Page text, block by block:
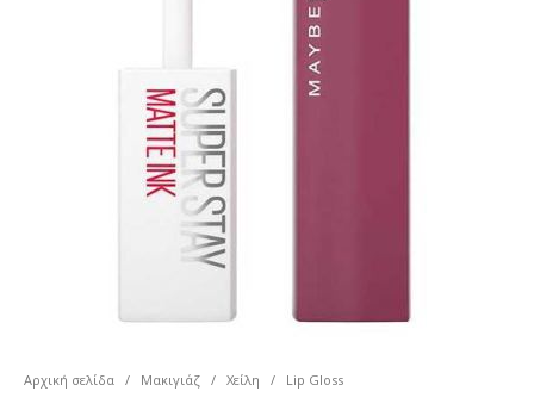
Αρχική σελίδα / Μακιγιάζ / Χείλη / Lip Gloss